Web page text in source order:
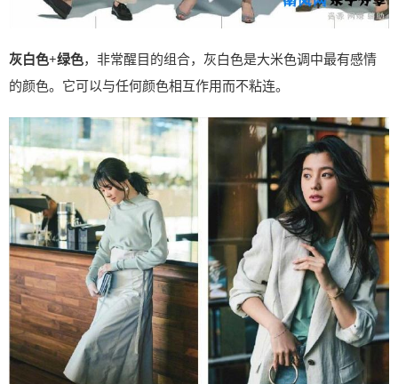
灰白色+绿色，非常醒目的组合，灰白色是大米色调中最有感情
的颜色。它可以与任何颜色相互作用而不粘连。